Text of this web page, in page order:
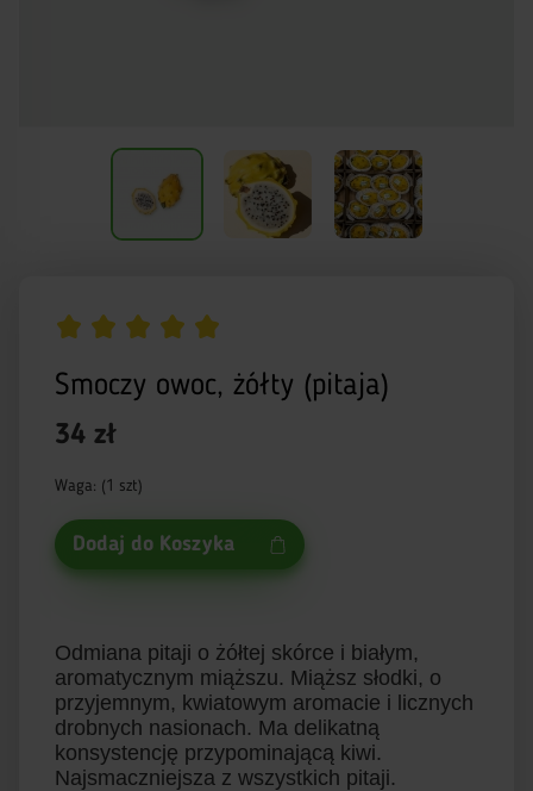
Smoczy owoc, żółty (pitaja)
34 zł
Waga: (1 szt)
Dodaj do Koszyka
Odmiana pitaji o żółtej skórce i białym,
aromatycznym miąższu. Miąższ słodki, o
przyjemnym, kwiatowym aromacie i licznych
drobnych nasionach. Ma delikatną
konsystencję przypominającą kiwi.
Najsmaczniejsza z wszystkich pitaji.